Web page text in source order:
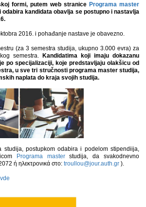
formi, putem web stranice Programa master
kandidata obavlja se postupno i nastavlja
2016. i pohađanje nastave je obavezno.
(za 3 semestra studija, ukupno 3.000 evra) za
semestra.Kandidatima koji imaju dokazanu
po specijalizaciji, koje predstavljaju olakšicu od
u sve tri stručnosti programa master studija,
naplata do kraja svojih studija.
postupkom odabira i podelom stipendiija,
Programa masterstudija, da svakodnevno
ή ηλεκτρονικά στο:troullou@jour.auth.gr ).